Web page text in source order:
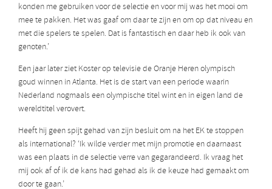
konden me gebruiken voor de selectie en voor mij was het mooi om
mee te pakken. Het was gaaf om daar te zijn en om op dat niveau en
met die spelers te spelen. Dat is fantastisch en daar heb ik ook van
genoten.’
Een jaar later ziet Koster op televisie de Oranje Heren olympisch
goud winnen in Atlanta. Het is de start van een periode waarin
Nederland nogmaals een olympische titel wint en in eigen land de
wereldtitel verovert.
Heeft hij geen spijt gehad van zijn besluit om na het EK te stoppen
als international? ‘Ik wilde verder met mijn promotie en daarnaast
was een plaats in de selectie verre van gegarandeerd. Ik vraag het
mij ook af of ik de kans had gehad als ik de keuze had gemaakt om
door te gaan.’